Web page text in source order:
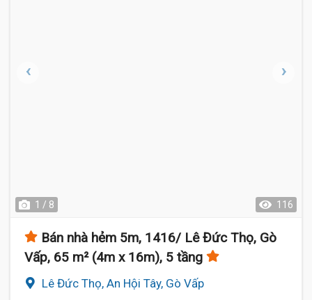
1 / 8 116
Bán nhà hẻm 5m, 1416/ Lê Đức Thọ, Gò
Vấp, 65 m² (4m x 16m), 5 tầng
Lê Đức Thọ, An Hội Tây, Gò Vấp